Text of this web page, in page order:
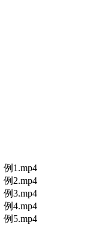
1.mp4
2.mp4
3.mp4
4.mp4
5.mp4